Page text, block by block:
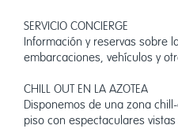
SERVICIO CONCIERGE
Información y reservas sobre
embarcaciones, vehículos y
CHILL OUT EN LA AZOTEA
Disponemos de una zona
piso con espectaculares